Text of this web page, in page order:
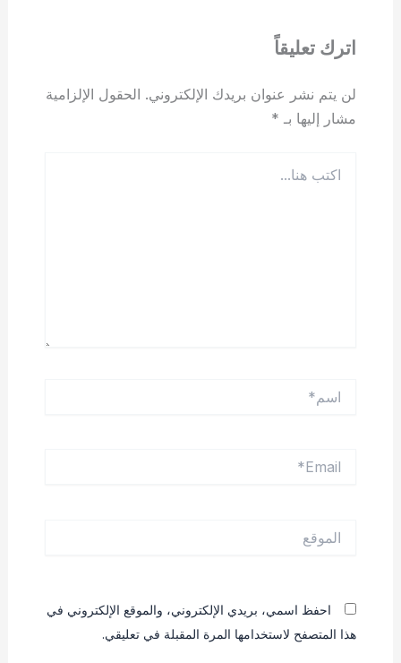
اترك تعليقاً
لن يتم نشر عنوان بريدك الإلكتروني. الحقول الإلزامية
مشار إليها بـ *
هنا...
احفظ اسمي، بريدي الإلكتروني، والموقع الإلكتروني في
هذا المتصفح لاستخدامها المرة المقبلة في تعليقي.